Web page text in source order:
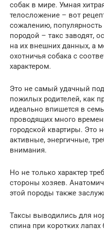
собак в мире. Умная
телосложение – вот
сожалению, популярность
породой – такс заводят,
на их внешних данных, а
охотничья собака с
характером.
Это не самый удачный
пожилых родителей, как
идеально впишется в
проводящих много
городской квартиры. Это
активные, энергичные,
внимания.
Но не только характер
стороны хозяев.
этой породы также
Таксы выводились для
спина при коротких